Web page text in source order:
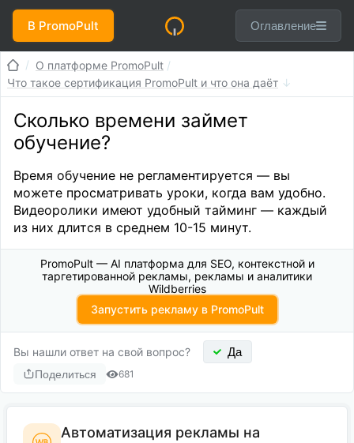
В PromoPult Оглавление
О платформе PromoPult
Что такое сертификация PromoPult и что она даёт
Сколько времени займет
обучение?
Время обучение не регламентируется — вы
можете просматривать уроки, когда вам удобно.
Видеоролики имеют удобный тайминг — каждый
из них длится в среднем 10-15 минут.
PromoPult — AI платформа для SEO, контекстной и
таргетированной рекламы, рекламы и аналитики
Wildberries
Запустить рекламу в PromoPult
Вы нашли ответ на свой вопрос? Да
Поделиться 681
Автоматизация рекламы на